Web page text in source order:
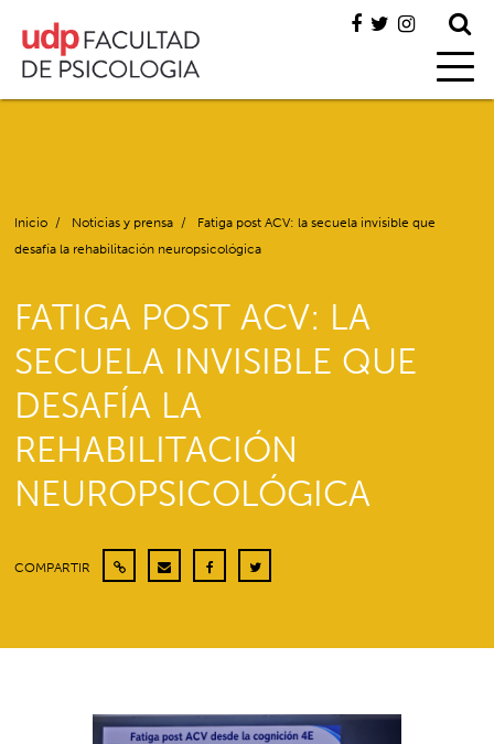
Inicio / Noticias y prensa /
Fatiga post ACV: la secuela invisible que
desafía la rehabilitación neuropsicológica
FATIGA POST ACV: LA
SECUELA INVISIBLE QUE
DESAFÍA LA
REHABILITACIÓN
NEUROPSICOLÓGICA
COMPARTIR